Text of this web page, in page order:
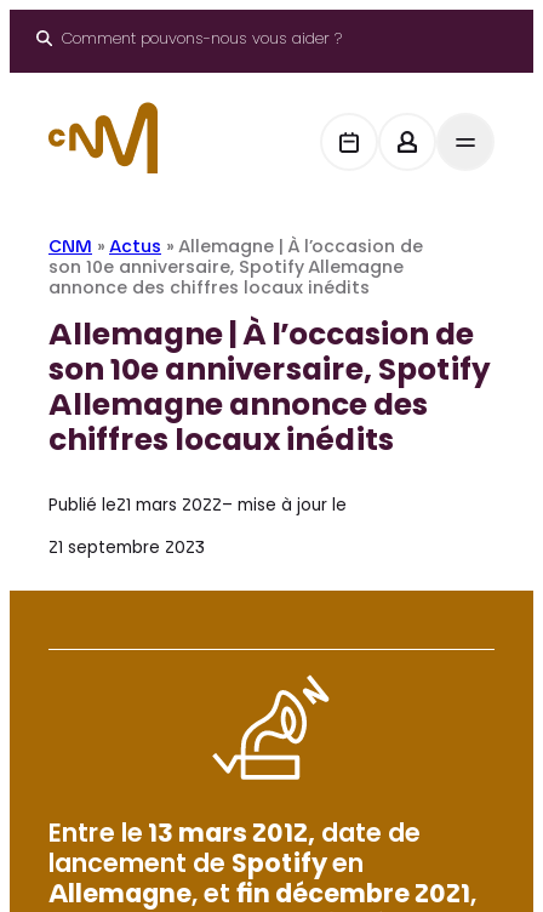
Comment pouvons-nous vous aider ?
CNM » Actus » Allemagne | À l’occasion de
son 10e anniversaire, Spotify Allemagne
annonce des chiffres locaux inédits
Allemagne | À l’occasion de
son 10e anniversaire, Spotify
Allemagne annonce des
chiffres locaux inédits
Publié le21 mars 2022– mise à jour le
21 septembre 2023
Entre le 13 mars 2012, date de
lancement de Spotify en
Allemagne, et fin décembre 2021,